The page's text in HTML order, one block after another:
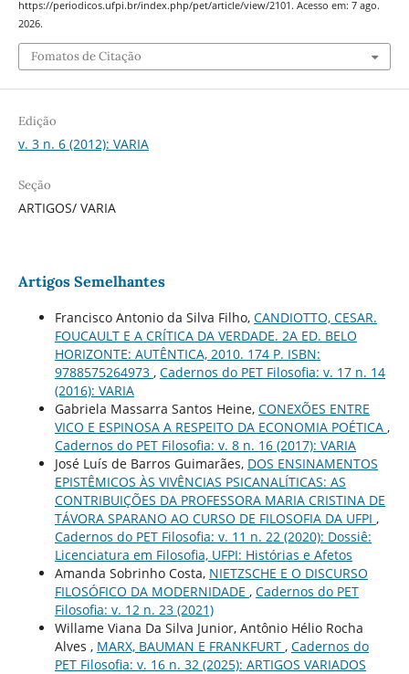
https://periodicos.ufpi.br/index.php/pet/article/view/2101. Acesso em: 7 ago.
2026.
Fomatos de Citação
Edição
v. 3 n. 6 (2012): VARIA
Seção
ARTIGOS/ VARIA
Artigos Semelhantes
Francisco Antonio da Silva Filho, CANDIOTTO, CESAR.
FOUCAULT E A CRÍTICA DA VERDADE. 2A ED. BELO
HORIZONTE: AUTÊNTICA, 2010. 174 P. ISBN:
9788575264973 , Cadernos do PET Filosofia: v. 17 n. 14
(2016): VARIA
Gabriela Massarra Santos Heine, CONEXÕES ENTRE
VICO E ESPINOSA A RESPEITO DA ECONOMIA POÉTICA ,
Cadernos do PET Filosofia: v. 8 n. 16 (2017): VARIA
José Luís de Barros Guimarães, DOS ENSINAMENTOS
EPISTÊMICOS ÀS VIVÊNCIAS PSICANALÍTICAS: AS
CONTRIBUIÇÕES DA PROFESSORA MARIA CRISTINA DE
TÁVORA SPARANO AO CURSO DE FILOSOFIA DA UFPI ,
Cadernos do PET Filosofia: v. 11 n. 22 (2020): Dossiê:
Licenciatura em Filosofia, UFPI: Histórias e Afetos
Amanda Sobrinho Costa, NIETZSCHE E O DISCURSO
FILOSÓFICO DA MODERNIDADE , Cadernos do PET
Filosofia: v. 12 n. 23 (2021)
Willame Viana Da Silva Junior, Antônio Hélio Rocha
Alves , MARX, BAUMAN E FRANKFURT , Cadernos do
PET Filosofia: v. 16 n. 32 (2025): ARTIGOS VARIADOS